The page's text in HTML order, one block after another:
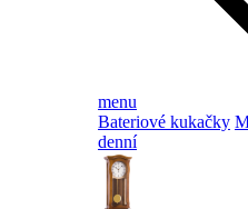
menu
Bateriové kukačky
denní